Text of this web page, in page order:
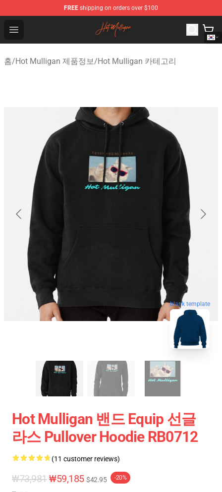
FREE shipping on orders over $100
Open menu
Hot Mulligan Shop - Official Hot Mulligan Merchandise
홈/Hot Mulligan 제품정보/Hot Mulligan 카테고리
blank template
Hot Mulligan 밴드 Equip 선글
라스 Pullover Hoodie RB0712
(11 customer reviews)
₩73,981 ₩59,185 $42.95 -20%